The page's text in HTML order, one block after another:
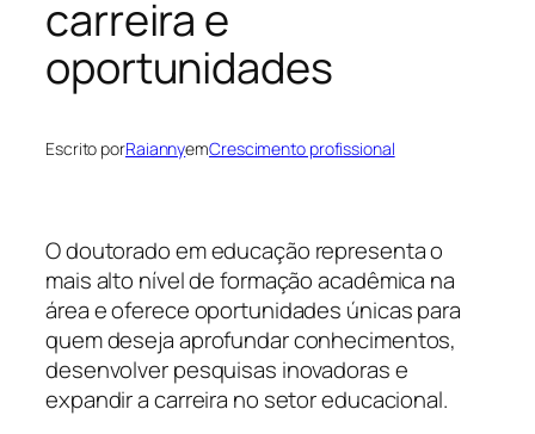
carreira e
oportunidades
Escrito porRaiannyemCrescimento profissional
O doutorado em educação representa o
mais alto nível de formação acadêmica na
área e oferece oportunidades únicas para
quem deseja aprofundar conhecimentos,
desenvolver pesquisas inovadoras e
expandir a carreira no setor educacional.